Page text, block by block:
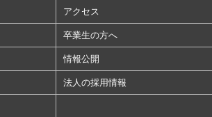
アクセス
卒業生の方へ
情報公開
法人の採用情報